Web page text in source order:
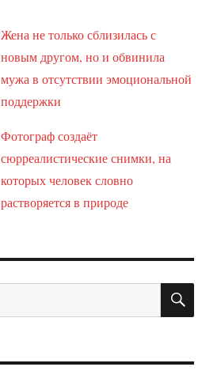
Жена не только сблизилась с
новым другом, но и обвинила
мужа в отсутствии эмоциональной
поддержки
Фотограф создаёт
сюрреалистические снимки, на
которых человек словно
растворяется в природе